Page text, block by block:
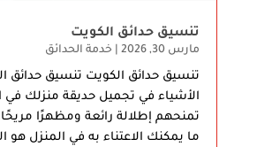
تنسيق حدائق الكويت
مارس 30, 2026 | خدمة الحدائق
تنسيق حدائق الكويت تنسيق حدائق
الأشياء في تجميل حديقة منزلك في
تمنحهم إطلالة رائعة ومظهرًا
ما يمكنك الاعتناء به في المنزل هو